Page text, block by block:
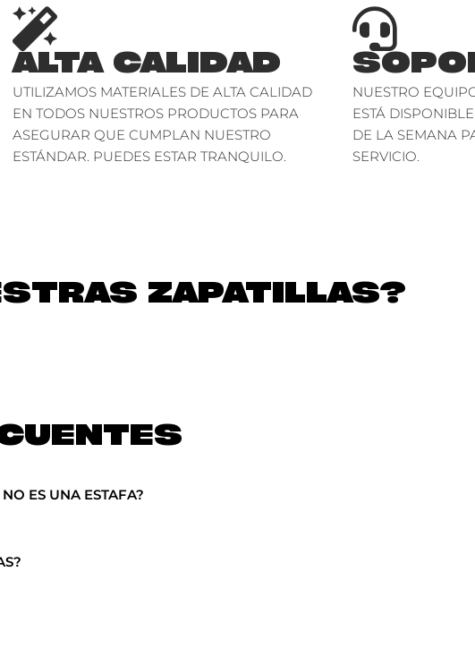
ALTA CALIDAD
UTILIZAMOS MATERIALES DE ALTA CALIDAD
EN TODOS NUESTROS PRODUCTOS PARA
ASEGURAR QUE CUMPLAN NUESTRO
ESTÁNDAR. PUEDES ESTAR TRANQUILO.
NUESTRO
ESTÁ
DE LA SEMANA
SERVICIO.
ZAPATILLAS?
ES UNA ESTAFA?